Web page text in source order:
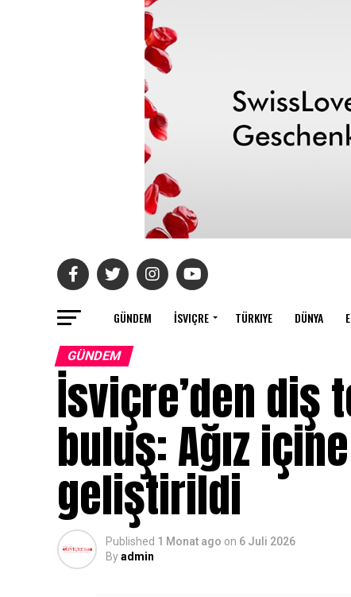
GÜNDEM İSVIÇRE TÜRKIYE DÜNYA
GÜNDEM
İsviçre’den diş
buluş: Ağız
geliştirildi
Published 1 Monat ago on 6 Juli 2026
Byadmin